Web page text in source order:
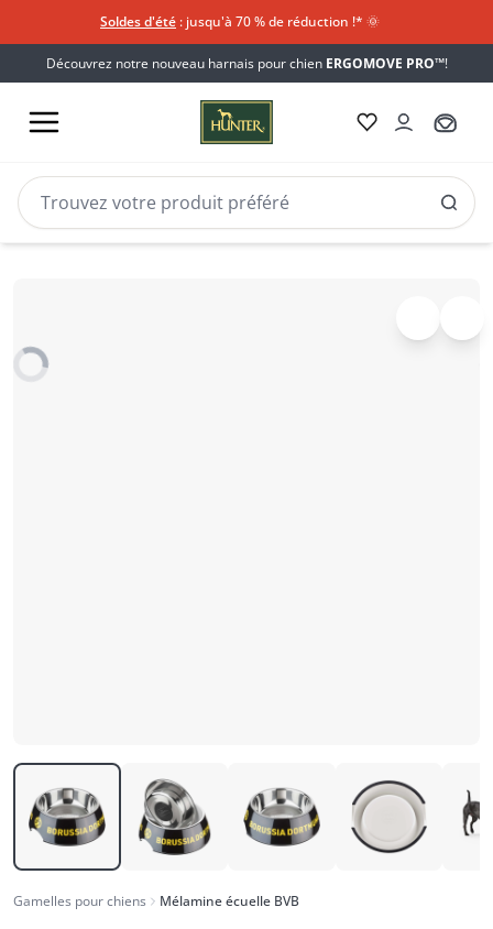
Soldes d'été : jusqu'à 70 % de réduction !*​ 🌞
Découvrez notre nouveau harnais pour chien ERGOMOVE PRO™!
Gamelles pour chiens Mélamine écuelle BVB